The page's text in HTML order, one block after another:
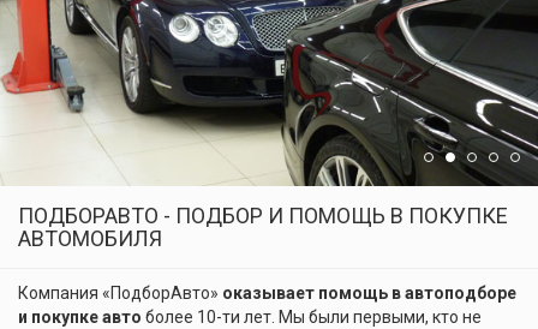
ПОДБОРАВТО - ПОДБОР И ПОМОЩЬ В ПОКУПКЕ
АВТОМОБИЛЯ
Компания «ПодборАвто» оказывает помощь в автоподборе
и покупке авто более 10-ти лет. Мы были первыми, кто не